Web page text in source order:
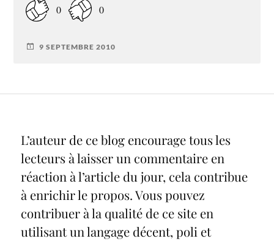
0 0
9 SEPTEMBRE 2010
L’auteur de ce blog encourage tous les
lecteurs à laisser un commentaire en
réaction à l’article du jour, cela contribue
à enrichir le propos. Vous pouvez
contribuer à la qualité de ce site en
utilisant un langage décent, poli et